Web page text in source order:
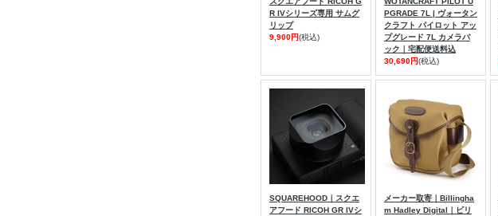
R IVシリーズ専用 サムグ
リップ
9,900円(税込)
PGRADE 7L | ヴォータン
クラフト パイロット アッ
プグレード 7L カメラバ
ック｜宅配便送料込
30,690円(税込)
SQUAREHOOD｜スクエ
アフード RICOH GR IVシ
メーカー取寄｜Billingha
m Hadley Digital｜ビリ